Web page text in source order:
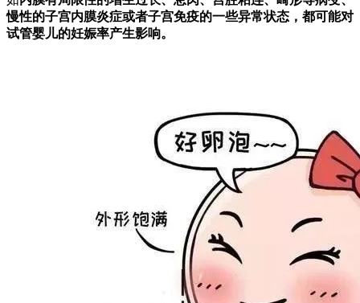
慢性的子宫内膜炎症或者子宫免疫的一些异常状态，都可能对
试管婴儿的妊娠率产生影响。